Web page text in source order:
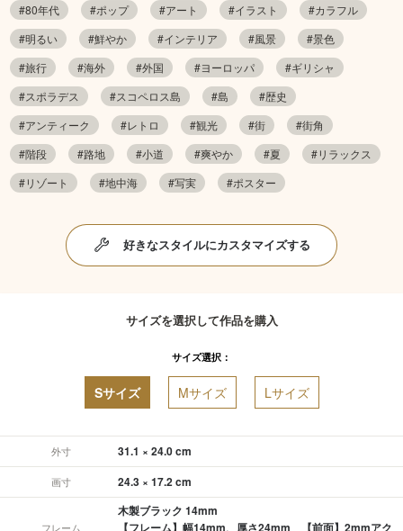
#80年代
#ポップ #アート #イラスト
#カラフル
#明るい
#鮮やか #インテリア #風景
#景色
#旅行
#海外 #外国 #ヨーロッパ
#ギリシャ
#スポラデス
#スコペロス島 #島
#歴史
#アンティーク
#レトロ #観光 #街
#街角
#階段
#路地 #小道 #爽やか #夏
#リラックス
#リゾート
#地中海 #写実 #ポスター
好きなスタイルにカスタマイズする
サイズを選択して作品を購入
サイズ選択：
Sサイズ Mサイズ Lサイズ
外寸 31.1 × 24.0 cm
画寸 24.3 × 17.2 cm
フレーム
木製ブラック 14mm
【フレーム】幅14mm、厚さ24mm 【前面】2mmアク